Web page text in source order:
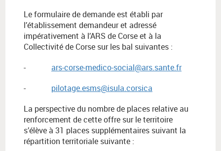
Le formulaire de demande est établi par
l’établissement demandeur et adressé
impérativement à l’ARS de Corse et à la
Collectivité de Corse sur les bal suivantes :
- ars-corse-medico-social@ars.sante.fr
- pilotage.esms@isula.corsica
La perspective du nombre de places relative au
renforcement de cette offre sur le territoire
s’élève à 31 places supplémentaires suivant la
répartition territoriale suivante :